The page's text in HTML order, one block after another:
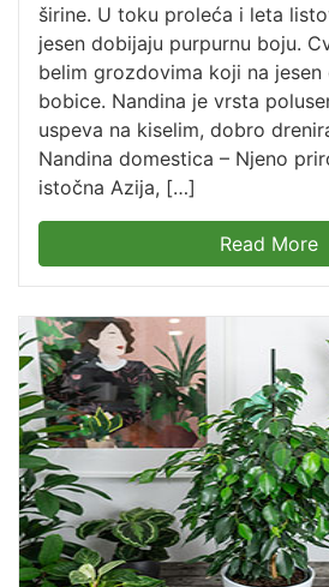
širine. U toku proleća i leta
jesen dobijaju purpurnu boju.
belim grozdovima koji na jesen
bobice. Nandina je vrsta
uspeva na kiselim, dobro
Nandina domestica – Njeno
istočna Azija, […]
Read More